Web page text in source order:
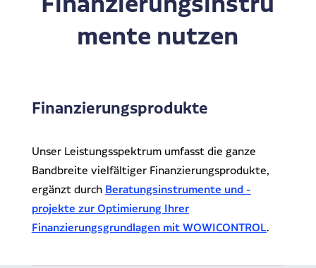
Experten finden
Kontakt aufnehmen
Redaktionelle Anfragen
Dr. Klein Wowi Business Lunch
Investitionsrechnung trifft Unternehmensplanung
mente nutzen
Finanzierungsprodukte
Unser Leistungsspektrum umfasst die ganze
Bandbreite vielfältiger Finanzierungsprodukte,
ergänzt durch Beratungsinstrumente und -
projekte zur Optimierung Ihrer
Finanzierungsgrundlagen mit WOWICONTROL.